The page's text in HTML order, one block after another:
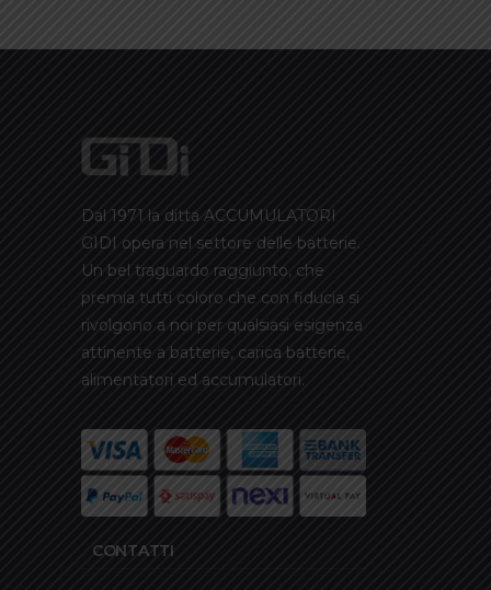
Dal 1971 la ditta ACCUMULATORI
GIDI opera nel settore delle batterie.
Un bel traguardo raggiunto, che
premia tutti coloro che con fiducia si
rivolgono a noi per qualsiasi esigenza
attinente a batterie, carica batterie,
alimentatori ed accumulatori.
CONTATTI